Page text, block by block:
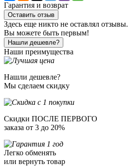
Гарантия и возврат
Оставить отзыв
Здесь еще никто не оставлял отзывы.
Вы можете быть первым!
Нашли дешевле?
Наши преимущества
Нашли дешевле?
Мы сделаем скидку
Скидки ПОСЛЕ ПЕРВОГО
заказа от 3 до 20%
Легко обменять
или вернуть товар